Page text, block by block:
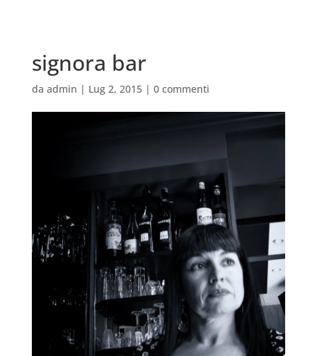
signora bar
da admin | Lug 2, 2015| 0 commenti